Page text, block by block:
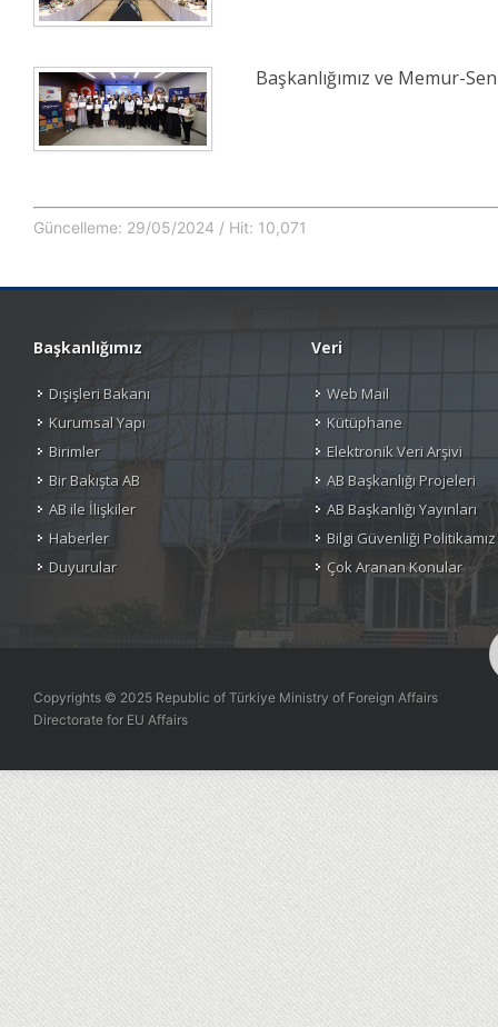
Başkanlığımız ve Memur-
Güncelleme: 29/05/2024 / Hit: 10,071
Başkanlığımız
Dışişleri Bakanı
Kurumsal Yapı
Birimler
Bir Bakışta AB
AB ile İlişkiler
Haberler
Duyurular
Veri
Web Mail
Kütüphane
Elektronik Veri Arşivi
AB Başkanlığı Projeleri
AB Başkanlığı Yayınları
Bilgi Güvenliği Politikamız
Çok Aranan Konular
Copyrights © 2025 Republic of Türkiye Ministry of Foreign Affairs
Directorate for EU Affairs